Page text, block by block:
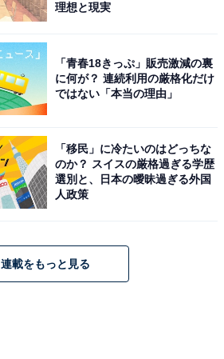
理想と現実
「青春18きっぷ」販売激減の裏
に何が？ 連続利用の厳格化だけ
ではない「本当の理由」
「移民」に冷たいのはどっちな
のか？ スイスの厳格過ぎる学歴
選別と、日本の曖昧過ぎる外国
人政策
連載をもっと見る